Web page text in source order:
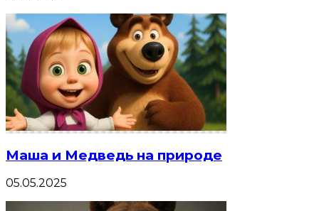
Маша и Медведь на природе
05.05.2025